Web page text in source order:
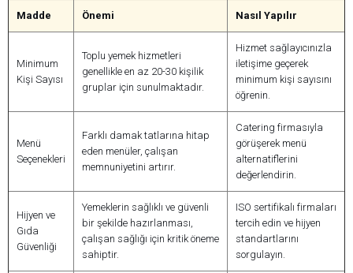
Madde Önemi Nasıl Yapılır
Minimum
Kişi Sayısı
Toplu yemek hizmetleri
genellikle en az 20-30 kişilik
gruplar için sunulmaktadır.
Hizmet sağlayıcınızla
iletişime geçerek
minimum kişi sayısını
öğrenin.
Menü
Seçenekleri
Farklı damak tatlarına hitap
eden menüler, çalışan
memnuniyetini artırır.
Catering firmasıyla
görüşerek menü
alternatiflerini
değerlendirin.
Hijyen ve
Gıda
Güvenliği
Yemeklerin sağlıklı ve güvenli
bir şekilde hazırlanması,
çalışan sağlığı için kritik öneme
sahiptir.
ISO sertifikalı firmaları
tercih edin ve hijyen
standartlarını
sorgulayın.